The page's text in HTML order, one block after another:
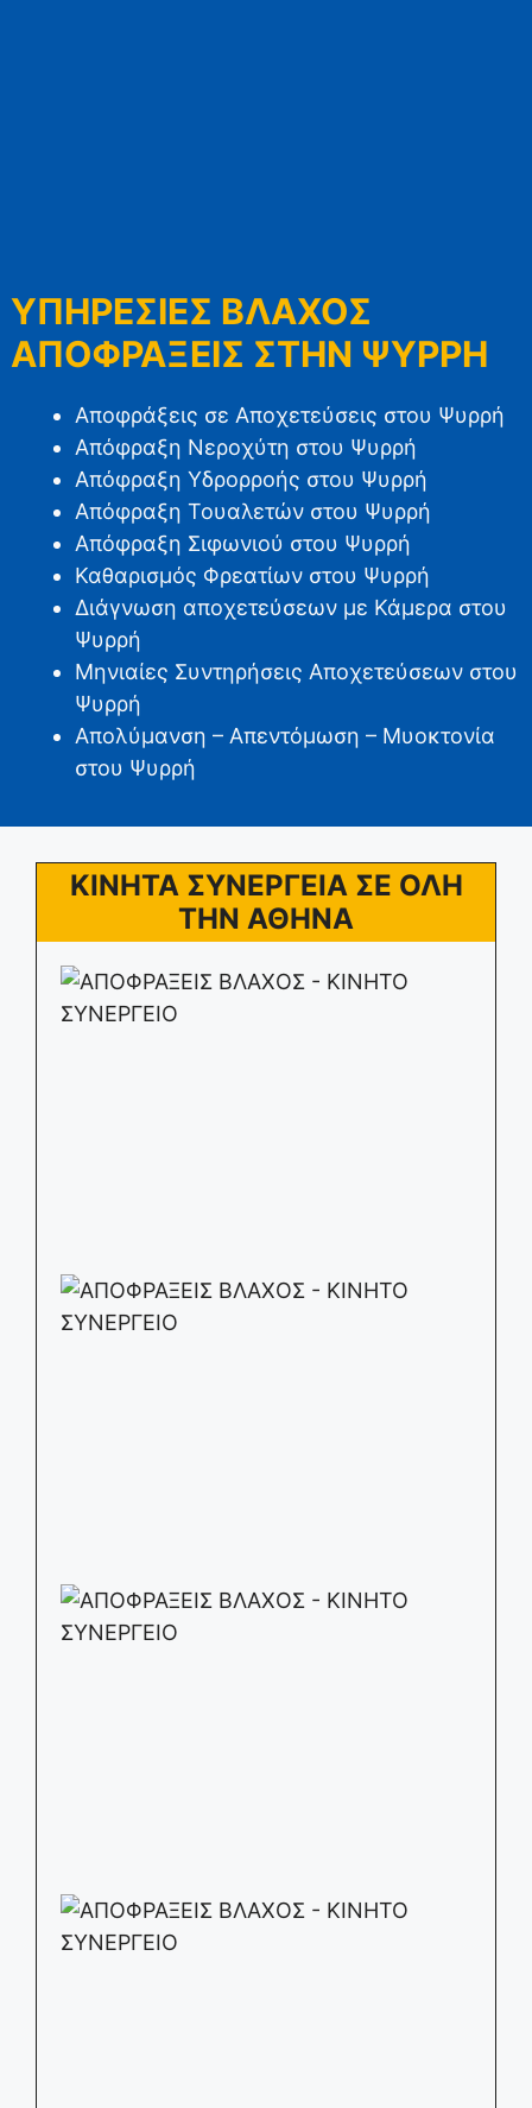
ΥΠΗΡΕΣΙΕΣ ΒΛΑΧΟΣ
ΑΠΟΦΡΑΞΕΙΣ ΣΤΗΝ ΨΥΡΡΗ
Αποφράξεις σε Αποχετεύσεις στου Ψυρρή
Απόφραξη Νεροχύτη στου Ψυρρή
Απόφραξη Υδρορροής στου Ψυρρή
Απόφραξη Τουαλετών στου Ψυρρή
Απόφραξη Σιφωνιού στου Ψυρρή
Καθαρισμός Φρεατίων στου Ψυρρή
Διάγνωση αποχετεύσεων με Κάμερα στου
Ψυρρή
Μηνιαίες Συντηρήσεις Αποχετεύσεων στου
Ψυρρή
Απολύμανση – Απεντόμωση – Μυοκτονία
στου Ψυρρή
ΚΙΝΗΤΑ ΣΥΝΕΡΓΕΙΑ ΣΕ ΟΛΗ
ΤΗΝ ΑΘΗΝΑ